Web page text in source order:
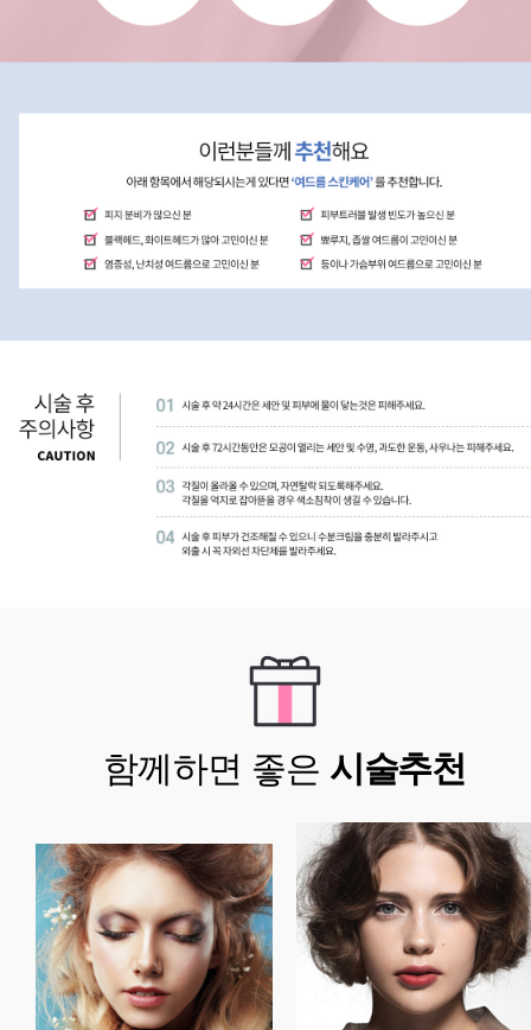
함께하면 좋은 시술추천